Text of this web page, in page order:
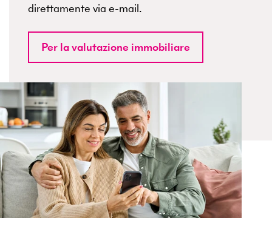
direttamente via e-mail.
Per la valutazione immobiliare